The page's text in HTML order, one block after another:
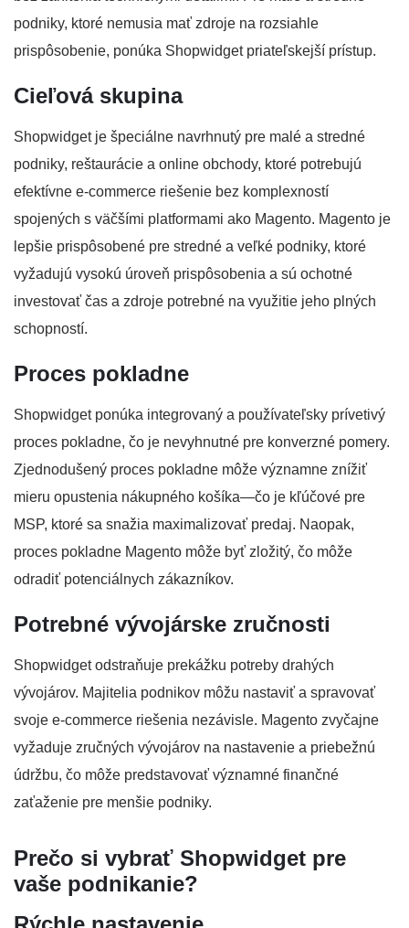
podniky, ktoré nemusia mať zdroje na rozsiahle
prispôsobenie, ponúka Shopwidget priateľskejší prístup.
Cieľová skupina
Shopwidget je špeciálne navrhnutý pre malé a stredné
podniky, reštaurácie a online obchody, ktoré potrebujú
efektívne e-commerce riešenie bez komplexností
spojených s väčšími platformami ako Magento. Magento je
lepšie prispôsobené pre stredné a veľké podniky, ktoré
vyžadujú vysokú úroveň prispôsobenia a sú ochotné
investovať čas a zdroje potrebné na využitie jeho plných
schopností.
Proces pokladne
Shopwidget ponúka integrovaný a používateľsky prívetivý
proces pokladne, čo je nevyhnutné pre konverzné pomery.
Zjednodušený proces pokladne môže významne znížiť
mieru opustenia nákupného košíka—čo je kľúčové pre
MSP, ktoré sa snažia maximalizovať predaj. Naopak,
proces pokladne Magento môže byť zložitý, čo môže
odradiť potenciálnych zákazníkov.
Potrebné vývojárske zručnosti
Shopwidget odstraňuje prekážku potreby drahých
vývojárov. Majitelia podnikov môžu nastaviť a spravovať
svoje e-commerce riešenia nezávisle. Magento zvyčajne
vyžaduje zručných vývojárov na nastavenie a priebežnú
údržbu, čo môže predstavovať významné finančné
zaťaženie pre menšie podniky.
Prečo si vybrať Shopwidget pre
vaše podnikanie?